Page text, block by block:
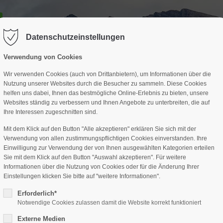
"offcanvas-col2" existiert leider
Der Eintrag "offcanvas-col3"
nicht.
Datenschutzeinstellungen
Verwendung von Cookies
Wir verwenden Cookies (auch von Drittanbietern), um Informationen über die
Nutzung unserer Websites durch die Besucher zu sammeln. Diese Cookies
helfen uns dabei, Ihnen das bestmögliche Online-Erlebnis zu bieten, unsere
Websites ständig zu verbessern und Ihnen Angebote zu unterbreiten, die auf
Ihre Interessen zugeschnitten sind.
Mit dem Klick auf den Button "Alle akzeptieren" erklären Sie sich mit der
Verwendung von allen zustimmungspflichtigen Cookies einverstanden. Ihre
Einwilligung zur Verwendung der von Ihnen ausgewählten Kategorien erteilen
Sie mit dem Klick auf den Button "Auswahl akzeptieren". Für weitere
Informationen über die Nutzung von Cookies oder für die Änderung Ihrer
Einstellungen klicken Sie bitte auf "weitere Informationen".
Erforderlich*
Notwendige Cookies zulassen damit die Website korrekt funktioniert
Externe Medien